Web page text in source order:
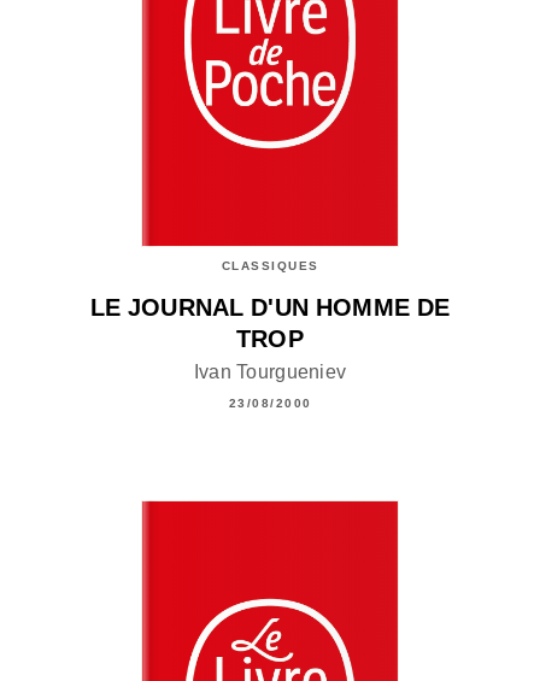
CLASSIQUES
LE JOURNAL D'UN HOMME DE
TROP
Ivan Tourgueniev
23/08/2000